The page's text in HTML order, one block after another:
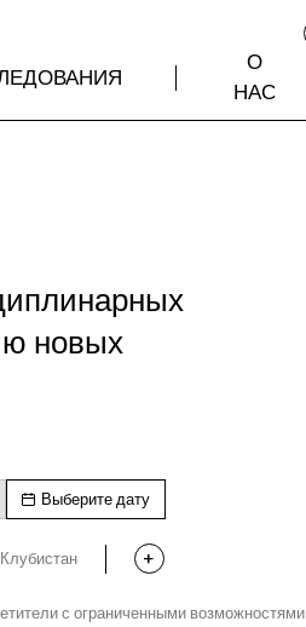
О
НАС
новых
Выберите дату
Клубистан
с ограниченными возможностями